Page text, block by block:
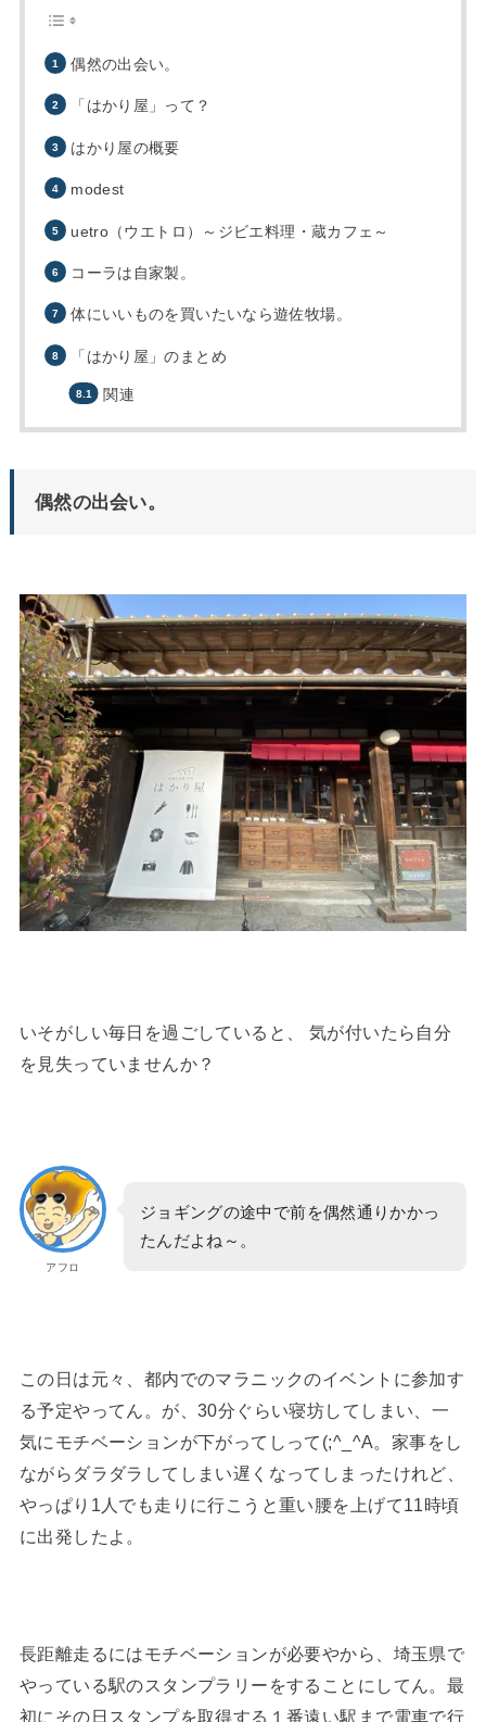
偶然の出会い。
「はかり屋」って？
はかり屋の概要
modest
uetro（ウエトロ）～ジビエ料理・蔵カフェ～
コーラは自家製。
体にいいものを買いたいなら遊佐牧場。
「はかり屋」のまとめ
関連
偶然の出会い。
いそがしい毎日を過ごしていると、 気が付いたら自分
を見失っていませんか？
アフロ
ジョギングの途中で前を偶然通りかかっ
たんだよね～。
この日は元々、都内でのマラニックのイベントに参加す
る予定やってん。が、30分ぐらい寝坊してしまい、一
気にモチベーションが下がってしって(;^_^A。家事をし
ながらダラダラしてしまい遅くなってしまったけれど、
やっぱり1人でも走りに行こうと重い腰を上げて11時頃
に出発したよ。
長距離走るにはモチベーションが必要やから、埼玉県で
やっている駅のスタンプラリーをすることにしてん。最
初にその日スタンプを取得する１番遠い駅まで電車で行